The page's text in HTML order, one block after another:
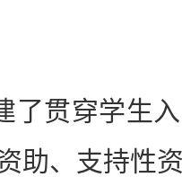
贯穿学生入
助、支持性